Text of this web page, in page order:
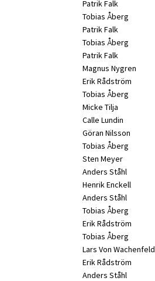
Patrik Falk
Tobias Åberg
Patrik Falk
Tobias Åberg
Patrik Falk
Magnus Nygren
Erik Rådström
Tobias Åberg
Micke Tilja
Calle Lundin
Göran Nilsson
Tobias Åberg
Sten Meyer
Anders Ståhl
Henrik Enckell
Anders Ståhl
Tobias Åberg
Erik Rådström
Tobias Åberg
Lars Von
Erik Rådström
Anders Ståhl